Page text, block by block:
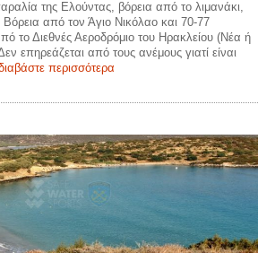
της Ελούντας, βόρεια από το λιμανάκι,
Βόρεια από τον Άγιο Νικόλαο και 70-77
το Διεθνές Αεροδρόμιο του Ηρακλείου (Νέα ή
επηρεάζεται από τους ανέμους γιατί είναι
περισσότερα